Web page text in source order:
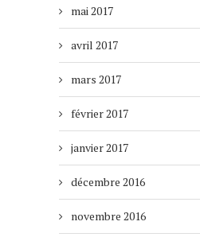
mai 2017
avril 2017
mars 2017
février 2017
janvier 2017
décembre 2016
novembre 2016